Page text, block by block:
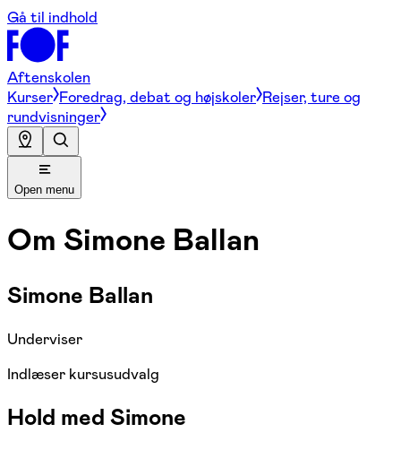
Gå til indhold
Aftenskolen
Kurser Foredrag, debat og højskoler Rejser, ture og
rundvisninger
Open menu
Om Simone Ballan
Simone Ballan
Underviser
Indlæser kursusudvalg
Hold med Simone